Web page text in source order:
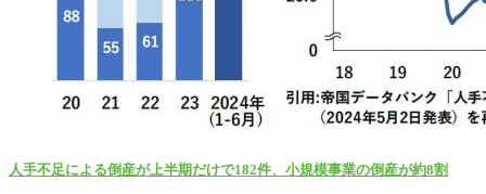
人手不足による倒産が上半期だけで182件、小規模事業の倒産が約8割